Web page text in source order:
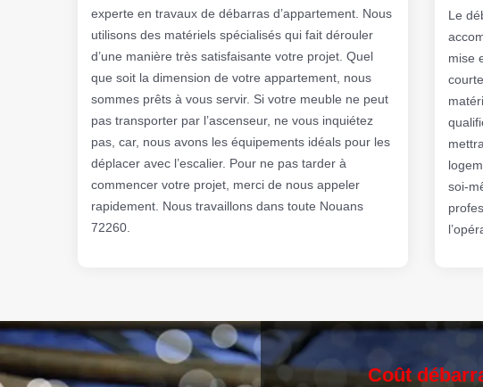
experte en travaux de débarras d’appartement. Nous
utilisons des matériels spécialisés qui fait dérouler
d’une manière très satisfaisante votre projet. Quel
que soit la dimension de votre appartement, nous
sommes prêts à vous servir. Si votre meuble ne peut
pas transporter par l’ascenseur, ne vous inquiétez
pas, car, nous avons les équipements idéals pour les
déplacer avec l’escalier. Pour ne pas tarder à
commencer votre projet, merci de nous appeler
rapidement. Nous travaillons dans toute Nouans
72260.
Le
mise
soi-
Coût